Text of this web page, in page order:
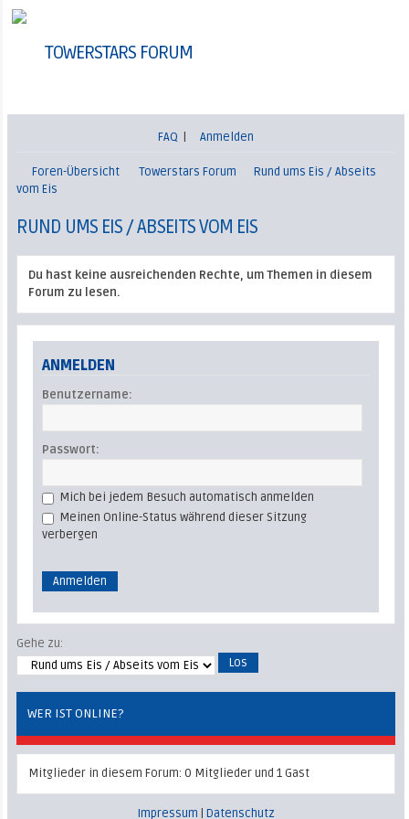
TOWERSTARS FORUM
FAQ Anmelden
Foren-Übersicht Towerstars Forum
Rund ums Eis / Abseits
vom Eis
RUND UMS EIS / ABSEITS VOM EIS
Du hast keine ausreichenden Rechte, um Themen in diesem
Forum zu lesen.
ANMELDEN
Benutzername:
Passwort:
Mich bei jedem Besuch automatisch anmelden
Meinen Online-Status während dieser Sitzung
verbergen
Gehe zu:
WER IST ONLINE?
Mitglieder in diesem Forum: 0 Mitglieder und 1 Gast
Impressum |Datenschutz